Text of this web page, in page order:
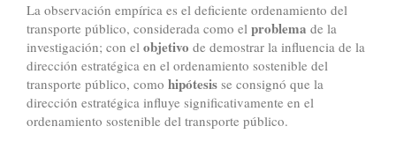
La observación empírica es el deficiente ordenamiento del
transporte público, considerada como el problema de la
investigación; con el objetivo de demostrar la influencia de la
dirección estratégica en el ordenamiento sostenible del
transporte público, como hipótesis se consignó que la
dirección estratégica influye significativamente en el
ordenamiento sostenible del transporte público.